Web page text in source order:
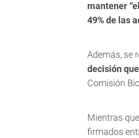
mantener
49% de las
Además, se
decisión
Comisión
Mientras que
firmados